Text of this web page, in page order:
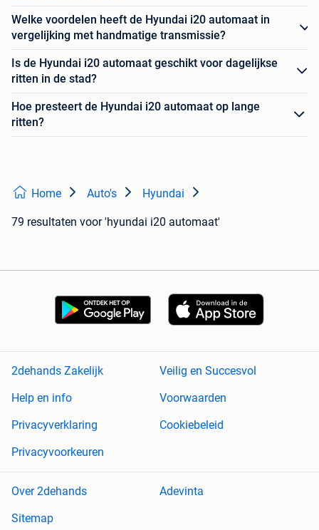
Welke voordelen heeft de Hyundai i20 automaat in
vergelijking met handmatige transmissie?
Is de Hyundai i20 automaat geschikt voor dagelijkse
ritten in de stad?
Hoe presteert de Hyundai i20 automaat op lange
ritten?
Home Auto's Hyundai
79 resultaten voor 'hyundai i20 automaat'
2dehands Zakelijk
Veilig en Succesvol
Help en info
Voorwaarden
Privacyverklaring
Cookiebeleid
Privacyvoorkeuren
Over 2dehands
Adevinta
Sitemap